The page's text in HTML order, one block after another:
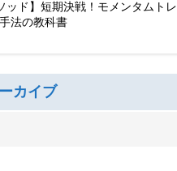
ッド】短期決戦！モメンタムトレ
法の教科書
カイブ